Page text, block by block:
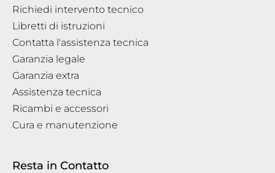
Richiedi intervento tecnico
Libretti di istruzioni
Contatta l'assistenza tecnica
Garanzia legale
Garanzia extra
Assistenza tecnica
Ricambi e accessori
Cura e manutenzione
Resta in Contatto